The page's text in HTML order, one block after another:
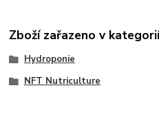
Zboží zařazeno v
Hydroponie
NFT Nutriculture